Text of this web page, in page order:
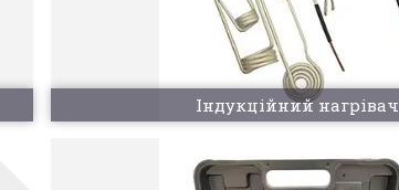
Індукційний нагрівач